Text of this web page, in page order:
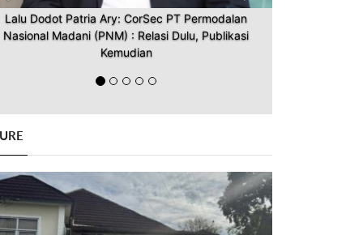
Lalu Dodot Patria Ary: CorSec PT Permodalan
Nasional Madani (PNM) : Relasi Dulu, Publikasi
Kemudian
Previous Next